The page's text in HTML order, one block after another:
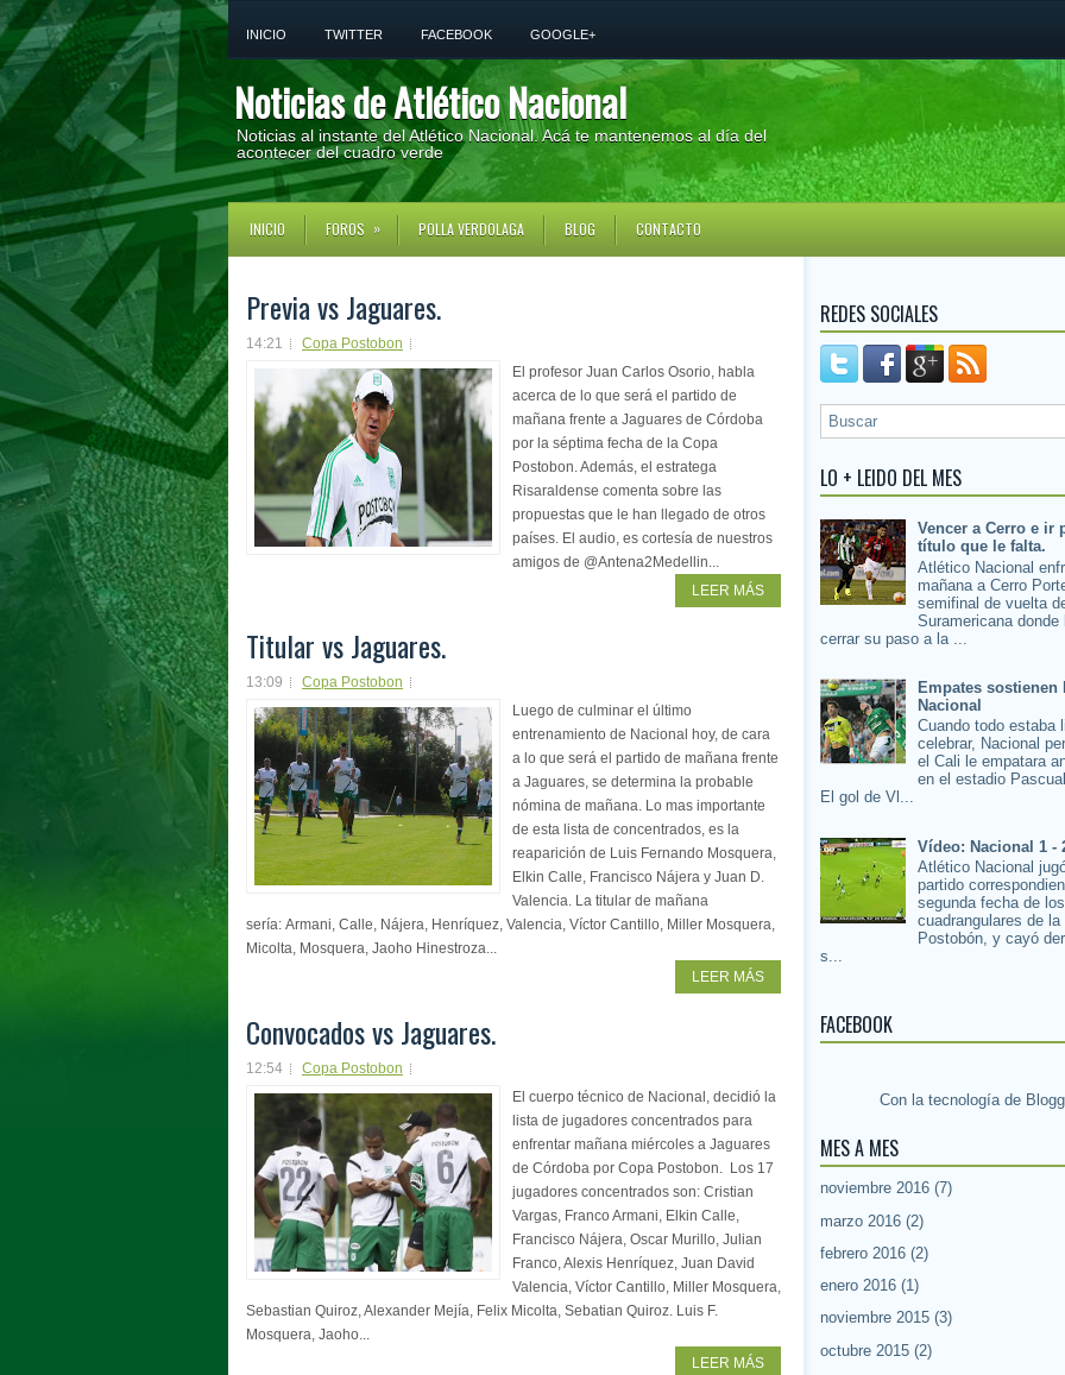
INICIO TWITTER FACEBOOK GOOGLE+
Noticias de Atlético Nacional
Noticias al instante del Atlético Nacional. Acá te mantenemos al día del
acontecer del cuadro verde
INICIO FOROS » POLLA VERDOLAGA BLOG CONTACTO
Previa vs Jaguares.
14:21
Copa Postobon
El profesor Juan Carlos Osorio, habla
acerca de lo que será el partido de
mañana frente a Jaguares de Córdoba
por la séptima fecha de la Copa
Postobon. Además, el estratega
Risaraldense comenta sobre las
propuestas que le han llegado de otros
países. El audio, es cortesía de nuestros
amigos de @Antena2Medellin...
LEER MÁS
Titular vs Jaguares.
13:09
Copa Postobon
Luego de culminar el último
entrenamiento de Nacional hoy, de cara
a lo que será el partido de mañana frente
a Jaguares, se determina la probable
nómina de mañana. Lo mas importante
de esta lista de concentrados, es la
reaparición de Luis Fernando Mosquera,
Elkin Calle, Francisco Nájera y Juan D.
Valencia. La titular de mañana
sería: Armani, Calle, Nájera, Henríquez, Valencia, Víctor Cantillo, Miller Mosquera,
Micolta, Mosquera, Jaoho Hinestroza...
LEER MÁS
Convocados vs Jaguares.
12:54
Copa Postobon
El cuerpo técnico de Nacional, decidió la
lista de jugadores concentrados para
enfrentar mañana miércoles a Jaguares
de Córdoba por Copa Postobon. Los 17
jugadores concentrados son: Cristian
Vargas, Franco Armani, Elkin Calle,
Francisco Nájera, Oscar Murillo, Julian
Franco, Alexis Henríquez, Juan David
Valencia, Víctor Cantillo, Miller Mosquera,
Sebastian Quiroz, Alexander Mejía, Felix Micolta, Sebatian Quiroz. Luis F.
Mosquera, Jaoho...
LEER MÁS
REDES SOCIALES
LO + LEIDO DEL MES
Vencer a Cerro e ir
título que le falta.
Atlético Nacional
mañana a Cerro
semifinal de vuelta
Suramericana donde
cerrar su paso a la ...
Empates sostienen
Nacional
Cuando todo estaba
celebrar, Nacional
el Cali le empatara
en el estadio
El gol de Vl...
Vídeo: Nacional 1 -
Atlético Nacional
partido
segunda fecha de los
cuadrangulares de la
Postobón, y cayó
s...
FACEBOOK
Con la tecnología de
MES A MES
noviembre 2016 (7)
marzo 2016 (2)
febrero 2016 (2)
enero 2016 (1)
noviembre 2015 (3)
octubre 2015 (2)